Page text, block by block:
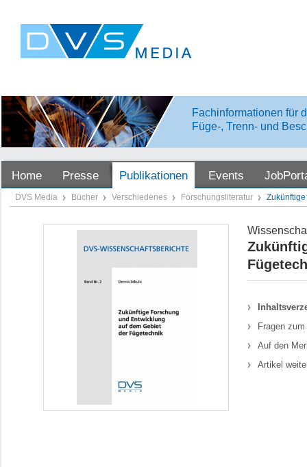
Fachinformationen für
Füge-, Trenn- und
Home Presse Publikationen Events
DVS Media Bücher Verschiedenes Forschungsliteratur
Fragen
Auf den
Artikel